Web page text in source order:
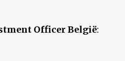
Officer België: